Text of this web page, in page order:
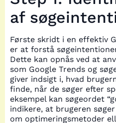
af
Første skridt i en effektiv
er at forstå
Dette kan opnås ved at
som Google Trends og
giver indsigt i, hvad
finde, når de søger efter
eksempel kan søgeordet
indikere, at brugeren
om optimeringsmetoder